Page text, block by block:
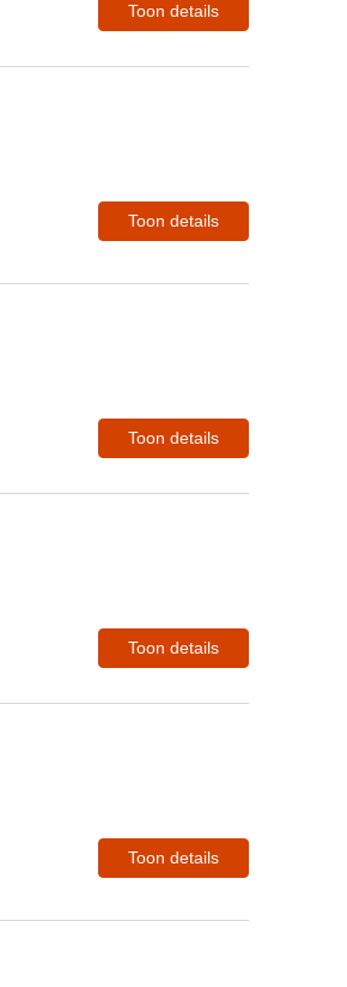
Toon details
Toon details
Toon details
Toon details
Toon details